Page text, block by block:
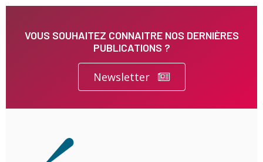
VOUS SOUHAITEZ CONNAITRE NOS DERNIÈRES
PUBLICATIONS ?
Newsletter